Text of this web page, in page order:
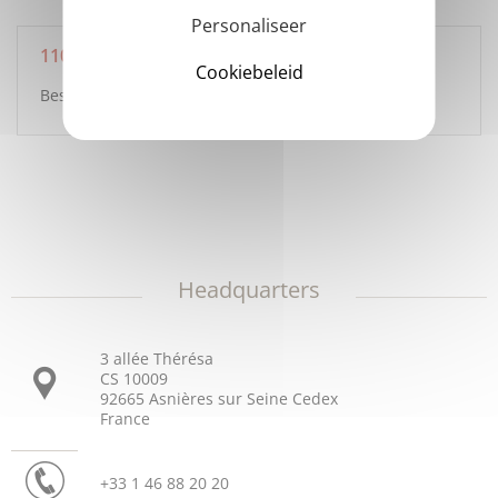
110
Bestellingen worden elke dag behandeld.
Headquarters
3 allée Thérésa
CS 10009
92665 Asnières sur Seine Cedex
France
+33 1 46 88 20 20
Personaliseer
Cookiebeleid